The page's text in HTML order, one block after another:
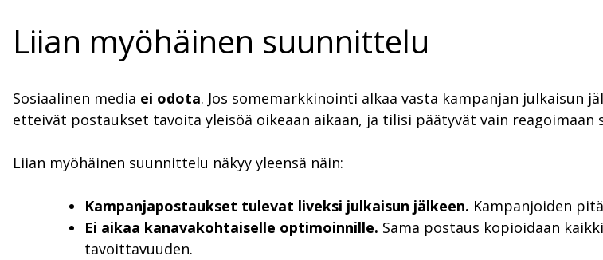
Liian myöhäinen suunnittelu
Sosiaalinen media ei odota. Jos somemarkkinointi alkaa vasta kampanjan julkaisun
etteivät postaukset tavoita yleisöä oikeaan aikaan, ja tilisi päätyvät vain reagoimaan
Liian myöhäinen suunnittelu näkyy yleensä näin:
Kampanjapostaukset tulevat liveksi julkaisun jälkeen. Kampanjoiden
Ei aikaa kanavakohtaiselle optimoinnille. Sama postaus kopioidaan
tavoittavuuden.